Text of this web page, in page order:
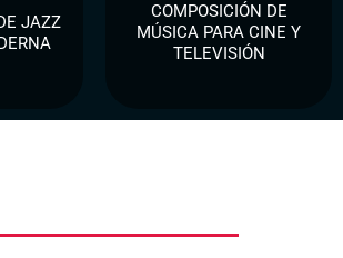
JAZZ
COMPOSICIÓN DE
MÚSICA PARA CINE Y
TELEVISIÓN